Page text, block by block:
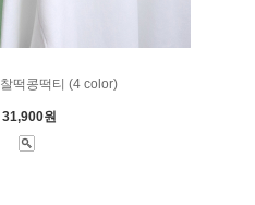
찰떡콩떡티 (4 color)
31,900원